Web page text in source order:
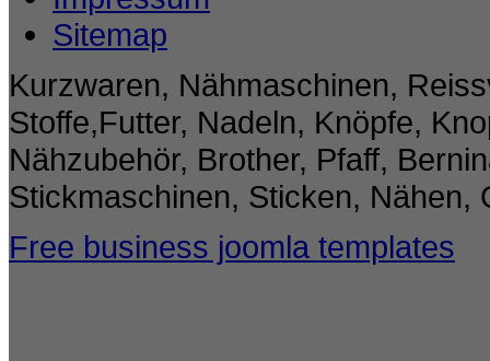
Sitemap
Kurzwaren, Nähmaschinen,
Stoffe,Futter, Nadeln, Knöpfe,
Nähzubehör, Brother, Pfaff,
Stickmaschinen, Sticken, Nähen,
Free business joomla templates